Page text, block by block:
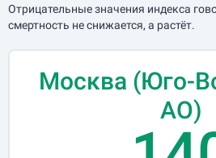
Отрицательные значения индекса
смертность не снижается, а растёт.
Москва (Юго-
АО)